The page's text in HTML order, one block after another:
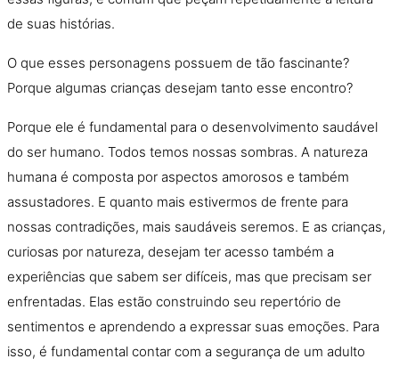
de suas histórias.
O que esses personagens possuem de tão fascinante?
Porque algumas crianças desejam tanto esse encontro?
Porque ele é fundamental para o desenvolvimento saudável
do ser humano. Todos temos nossas sombras. A natureza
humana é composta por aspectos amorosos e também
assustadores. E quanto mais estivermos de frente para
nossas contradições, mais saudáveis seremos. E as crianças,
curiosas por natureza, desejam ter acesso também a
experiências que sabem ser difíceis, mas que precisam ser
enfrentadas. Elas estão construindo seu repertório de
sentimentos e aprendendo a expressar suas emoções. Para
isso, é fundamental contar com a segurança de um adulto